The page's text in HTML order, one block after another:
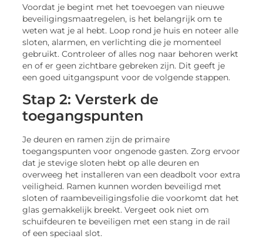
Voordat je begint met het toevoegen van nieuwe
beveiligingsmaatregelen, is het belangrijk om te
weten wat je al hebt. Loop rond je huis en noteer alle
sloten, alarmen, en verlichting die je momenteel
gebruikt. Controleer of alles nog naar behoren werkt
en of er geen zichtbare gebreken zijn. Dit geeft je
een goed uitgangspunt voor de volgende stappen.
Stap 2: Versterk de
toegangspunten
Je deuren en ramen zijn de primaire
toegangspunten voor ongenode gasten. Zorg ervoor
dat je stevige sloten hebt op alle deuren en
overweeg het installeren van een deadbolt voor extra
veiligheid. Ramen kunnen worden beveiligd met
sloten of raambeveiligingsfolie die voorkomt dat het
glas gemakkelijk breekt. Vergeet ook niet om
schuifdeuren te beveiligen met een stang in de rail
of een speciaal slot.